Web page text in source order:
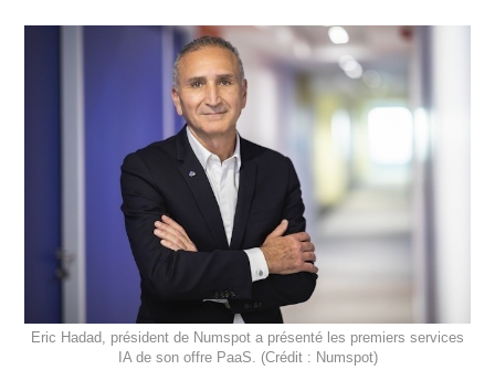
Eric Hadad, président de Numspot a présenté les premiers services
IA de son offre PaaS. (Crédit : Numspot)